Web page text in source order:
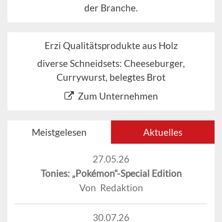
der Branche.
Erzi Qualitätsprodukte aus Holz
diverse Schneidsets: Cheeseburger,
Currywurst, belegtes Brot
Zum Unternehmen
Meistgelesen Aktuelles
27.05.26
Tonies: „Pokémon“-Special Edition
Von Redaktion
30.07.26